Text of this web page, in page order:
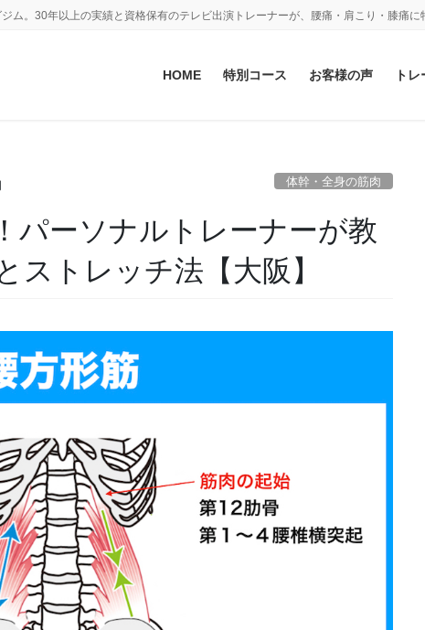
ム。30年以上の実績と資格保有のテレビ出演トレーナーが、腰痛・肩こり・膝痛に
HOME 特別コース お客様の声 ト
体幹・全身の筋肉
パーソナルトレーナーが教
ストレッチ法【大阪】